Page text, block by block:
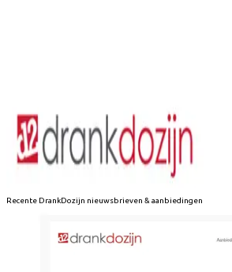
Recente DrankDozijn nieuwsbrieven & aanbiedingen